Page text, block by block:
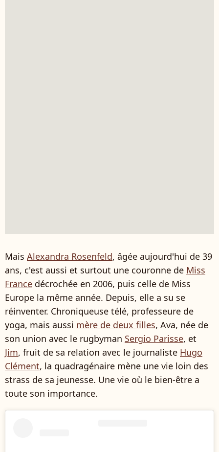
Mais Alexandra Rosenfeld, âgée aujourd'hui de 39
ans, c'est aussi et surtout une couronne de Miss
France décrochée en 2006, puis celle de Miss
Europe la même année. Depuis, elle a su se
réinventer. Chroniqueuse télé, professeure de
yoga, mais aussi mère de deux filles, Ava, née de
son union avec le rugbyman Sergio Parisse, et
Jim, fruit de sa relation avec le journaliste Hugo
Clément, la quadragénaire mène une vie loin des
strass de sa jeunesse. Une vie où le bien-être a
toute son importance.